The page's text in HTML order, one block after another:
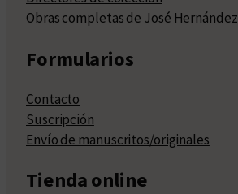
Obras completas de José Hernández
Formularios
Contacto
Suscripción
Envío de manuscritos/originales
Tienda online